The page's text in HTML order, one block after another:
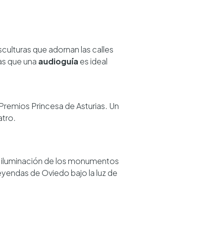
que adornan las calles
que una audioguía es ideal
Princesa de Asturias. Un
de los monumentos
de Oviedo bajo la luz de